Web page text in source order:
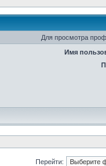
Для просмотра
Имя
Перейти: